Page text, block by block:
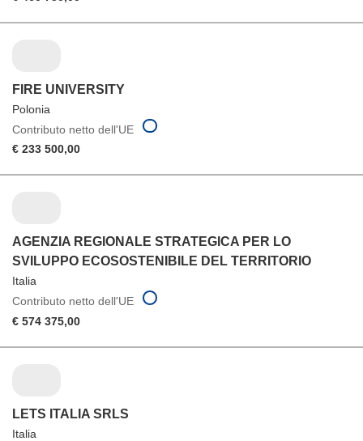
FIRE UNIVERSITY
Polonia
Contributo netto dell'UE
€ 233 500,00
AGENZIA REGIONALE STRATEGICA PER LO
SVILUPPO ECOSOSTENIBILE DEL TERRITORIO
Italia
Contributo netto dell'UE
€ 574 375,00
LETS ITALIA SRLS
Italia